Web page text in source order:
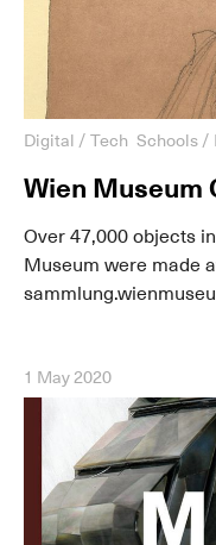
Digital / Tech Schools /
Wien Museum
Over 47,000 objects
Museum were made
1 May 2020